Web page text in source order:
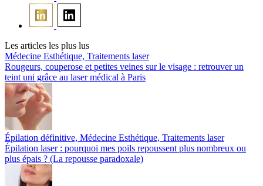
Les articles les plus lus
Médecine Esthétique, Traitements laser
Rougeurs, couperose et petites veines sur le visage : retrouver un
teint uni grâce au laser médical à Paris
Épilation définitive, Médecine Esthétique, Traitements laser
Épilation laser : pourquoi mes poils repoussent plus nombreux ou
plus épais ? (La repousse paradoxale)